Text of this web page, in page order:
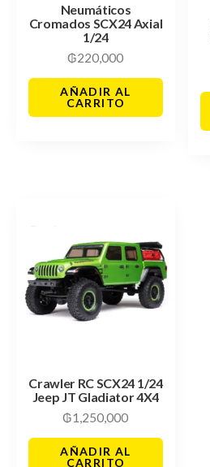
Neumáticos
Cromados SCX24 Axial
1/24
₲220,000
AÑADIR AL
CARRITO
Crawler RC SCX24 1/24
Jeep JT Gladiator 4X4
₲1,250,000
AÑADIR AL
CARRITO